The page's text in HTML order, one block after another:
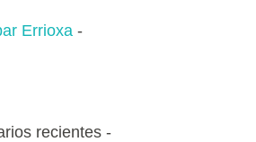
Errioxa
recientes